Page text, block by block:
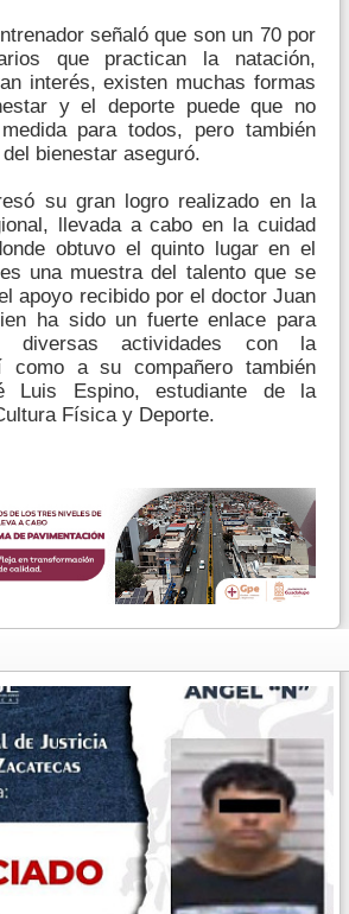
señaló que son un 70 por
que practican la natación,
interés, existen muchas formas
y el deporte puede que no
para todos, pero también
bienestar aseguró.
su gran logro realizado en la
llevada a cabo en la cuidad
obtuvo el quinto lugar en el
una muestra del talento que se
apoyo recibido por el doctor Juan
ha sido un fuerte enlace para
actividades con la
como a su compañero también
Luis Espino, estudiante de la
Física y Deporte.